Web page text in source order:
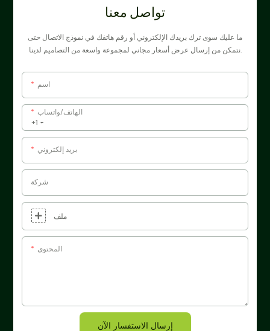
تواصل معنا
ما عليك سوى ترك بريدك الإلكتروني أو رقم هاتفك في نموذج الاتصال حتى
نتمكن من إرسال عرض أسعار مجاني لمجموعة واسعة من التصاميم لدينا.
اسم
+1
الهاتف/واتساب
بريد إلكتروني
شركة
ملف
المحتوى
إرسال الاستفسار الآن